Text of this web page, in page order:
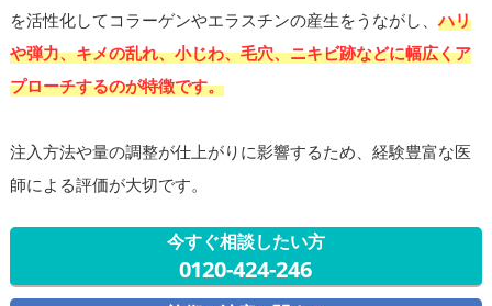
を活性化してコラーゲンやエラスチンの産生をうながし、ハリ
や弾力、キメの乱れ、小じわ、毛穴、ニキビ跡などに幅広くア
プローチするのが特徴です。
注入方法や量の調整が仕上がりに影響するため、経験豊富な医
師による評価が大切です。
今すぐ相談したい方
0120-424-246